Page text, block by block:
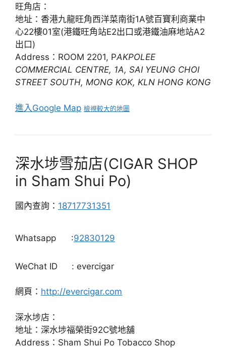
旺角店：
地址：香港九龍旺角西洋菜南街1A號百寶利商業中
心22樓01室(港鐵旺角站E2出口或港鐵油麻地站A2
出口)
Address：ROOM 2201, PAKPOLEE
COMMERCIAL CENTRE, 1A, SAI YEUNG CHOI
STREET SOUTH, MONG KOK, KLN HONG KONG
進入Google Map 檢視較大的地圖
深水埗雪茄店(CIGAR SHOP
in Sham Shui Po)
國內查詢： 18717731351
Whatsapp :92830129
WeChat ID : evercigar
網頁： http://evercigar.com
深水埗店：
地址：深水埗福榮街92C號地舖
Address：Sham Shui Po Tobacco Shop